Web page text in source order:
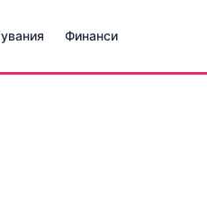
Финанси